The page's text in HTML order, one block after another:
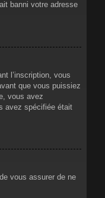
banni votre adresse
l’inscription, vous
que vous puissiez
vous avez
avez spécifiée était
vous assurer de ne